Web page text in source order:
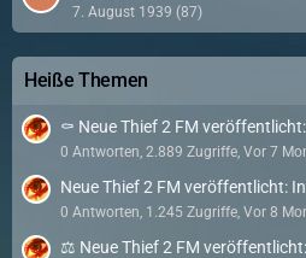
7. August 1939 (87)
Heiße Themen
⚰️ Neue Thief 2 FM
0 Antworten, 2.889 Zugriffe, Vor 7
Neue Thief 2 FM veröffentlicht:
0 Antworten, 1.245 Zugriffe, Vor 8
⚖️ Neue Thief 2 FM